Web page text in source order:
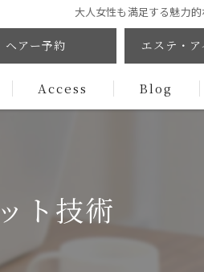
大人女性も満足する魅力
ヘアー予約 エステ・
Access Blog
ト技術